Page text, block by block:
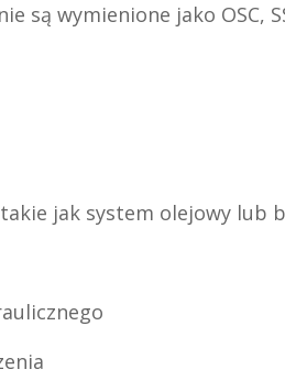
są wymienione jako OSC,
jak system olejowy lub